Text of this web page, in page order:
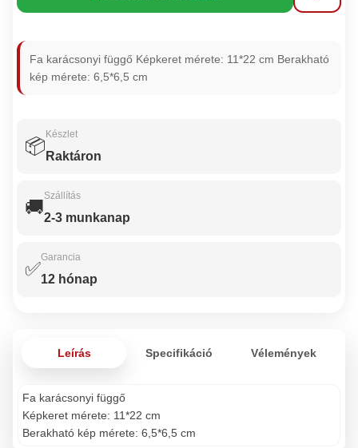
Fa karácsonyi függő Képkeret mérete: 11*22 cm Berakható
kép mérete: 6,5*6,5 cm
📦
Készlet
Raktáron
🚚
Szállítás
2-3 munkanap
✅
Garancia
12 hónap
Leírás Specifikáció Vélemények
Fa karácsonyi függő
Képkeret mérete: 11*22 cm
Berakható kép mérete: 6,5*6,5 cm